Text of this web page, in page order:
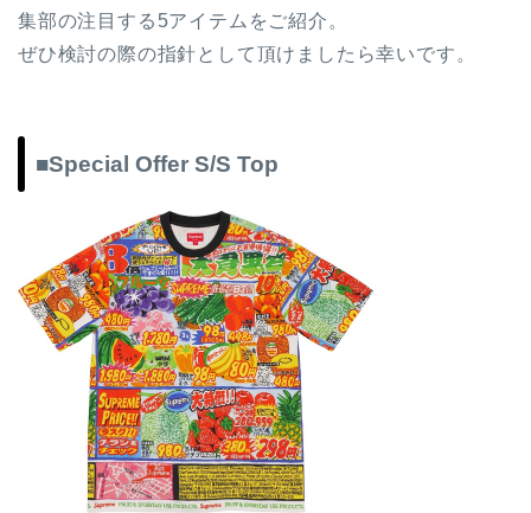
集部の注目する5アイテムをご紹介。
ぜひ検討の際の指針として頂けましたら幸いです。
■Special Offer S/S Top